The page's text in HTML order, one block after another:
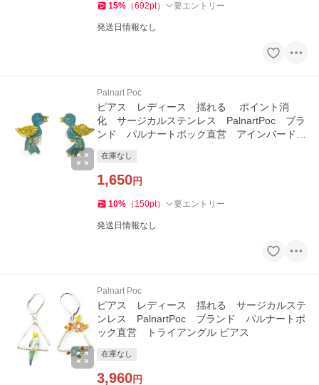
15% （692pt） 要エントリー
発送日情報なし
Palnart Poc
ピアス レディース 揺れる ポイント消
化 サージカルステンレス PalnartPoc ブラ
ンド パルナートポック直営 アインバード
在庫なし
1,650円
10% （ 150pt） 要エントリー
発送日情報なし
Palnart Poc
ピアス レディース 揺れる サージカルステ
ンレス PalnartPoc ブランド パルナートポ
ック直営 トライアングル ピアス
在庫なし
3,960円